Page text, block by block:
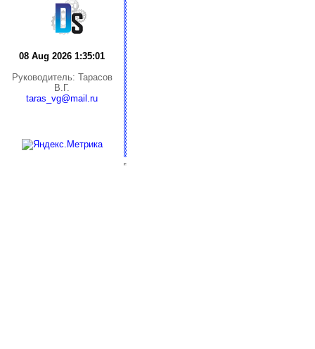
08 Aug 2026 1:35:01
Руководитель: Тарасов
В.Г.
taras_vg@mail.ru